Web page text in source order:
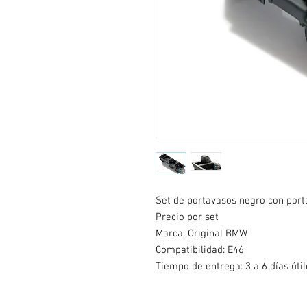
Set de portavasos negro con
Precio por set
Marca: Original BMW
Compatibilidad: E46
Tiempo de entrega: 3 a 6 días